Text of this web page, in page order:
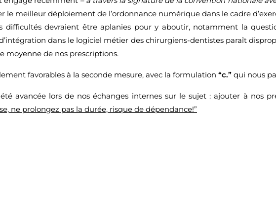
le meilleur déploiement de l’ordonnance numérique dans le cadre
difficultés devraient être aplanies pour y aboutir, notamment la
dans le logiciel métier des chirurgiens-dentistes paraît
moyenne de nos prescriptions.
favorables à la seconde mesure, avec la formulation “c.” qui nous
avancée lors de nos échanges internes sur le sujet : ajouter à nos
ne prolongez pas la durée, risque de dépendance!”